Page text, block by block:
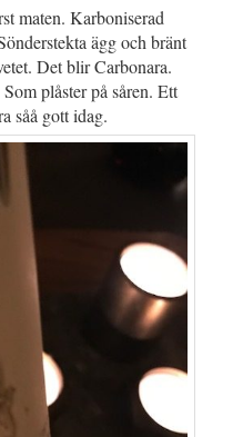
maten. Karboniserad
ägg och bränt
Det blir Carbonara.
plåster på såren. Ett
såå gott idag.